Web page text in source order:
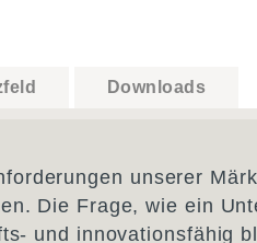
Downloads
unserer
Die Frage, wie ein
und innovationsfähig